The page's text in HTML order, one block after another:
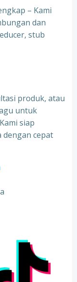
– Kami
dan
stub
produk, atau
untuk
siap
cepat